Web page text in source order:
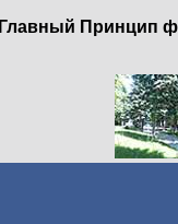
Главный Принцип